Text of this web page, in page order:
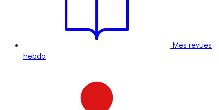
Mes revues
hebdo